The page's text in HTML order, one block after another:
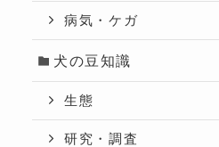
病気・ケガ
犬の豆知識
生態
研究・調査